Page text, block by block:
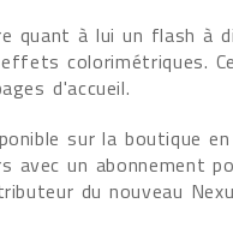
quant à lui un flash à
colorimétriques.
d'accueil.
sur la boutique
un abonnement
du nouveau